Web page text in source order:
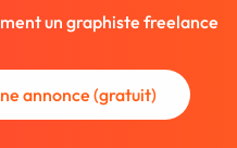
un graphiste freelance
annonce (gratuit)